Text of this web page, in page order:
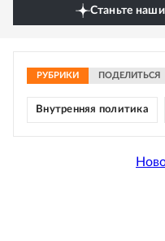
Станьте
РУБРИКИ ПОДЕЛИТЬСЯ
Внутренняя политика